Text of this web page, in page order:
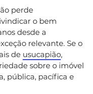
perde
o bem
desde a
relevante. Se o
de usucapião,
sobre o imóvel
pública, pacífica e